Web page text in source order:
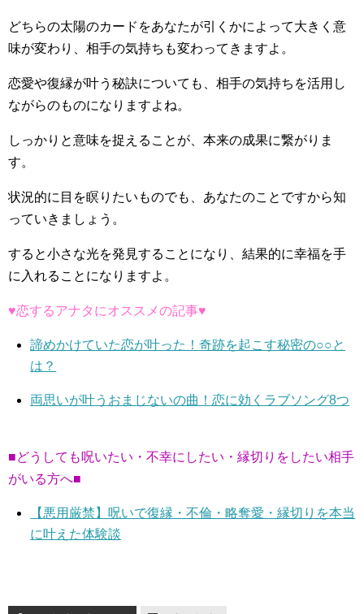
どちらの太陽のカードをあなたが引くかによって大きく意
味が変わり、相手の気持ちも変わってきますよ。
恋愛や復縁が叶う秘訣についても、相手の気持ちを活用し
ながらのものになりますよね。
しっかりと意味を捉えることが、本来の成果に繋がりま
す。
状況的に目を瞑りたいものでも、あなたのことですから知
っていきましょう。
すると小さな光を発見することになり、結果的に幸福を手
に入れることになりますよ。
♥恋するアナタにオススメの記事♥
諦めかけていた恋が叶った！奇跡を起こす秘密の○○と
は？
両思いが叶うおまじないの曲！恋に効くラブソング8つ
■どうしても呪いたい・不幸にしたい・縁切りをしたい相手
がいる方へ■
【悪用厳禁】呪いで復縁・不倫・略奪愛・縁切りを本当
に叶えた体験談